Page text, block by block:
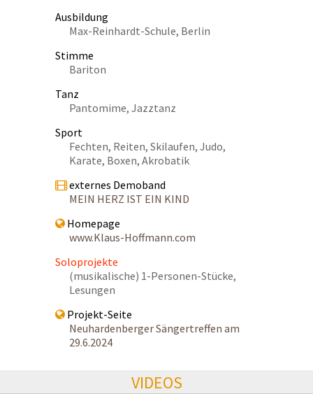
Ausbildung
Max-Reinhardt-Schule, Berlin
Stimme
Bariton
Tanz
Pantomime, Jazztanz
Sport
Fechten, Reiten, Skilaufen, Judo,
Karate, Boxen, Akrobatik
externes Demoband
MEIN HERZ IST EIN KIND
Homepage
www.Klaus-Hoffmann.com
Soloprojekte
(musikalische) 1-Personen-Stücke,
Lesungen
Projekt-Seite
Neuhardenberger Sängertreffen am
29.6.2024
VIDEOS